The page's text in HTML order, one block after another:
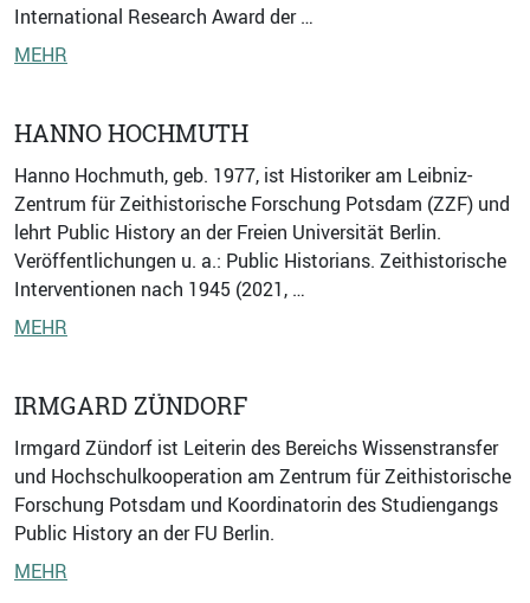
International Research Award der …
MEHR
HANNO HOCHMUTH
Hanno Hochmuth, geb. 1977, ist Historiker am Leibniz-
Zentrum für Zeithistorische Forschung Potsdam (ZZF) und
lehrt Public History an der Freien Universität Berlin.
Veröffentlichungen u. a.: Public Historians. Zeithistorische
Interventionen nach 1945 (2021, …
MEHR
IRMGARD ZÜNDORF
Irmgard Zündorf ist Leiterin des Bereichs Wissenstransfer
und Hochschulkooperation am Zentrum für Zeithistorische
Forschung Potsdam und Koordinatorin des Studiengangs
Public History an der FU Berlin.
MEHR